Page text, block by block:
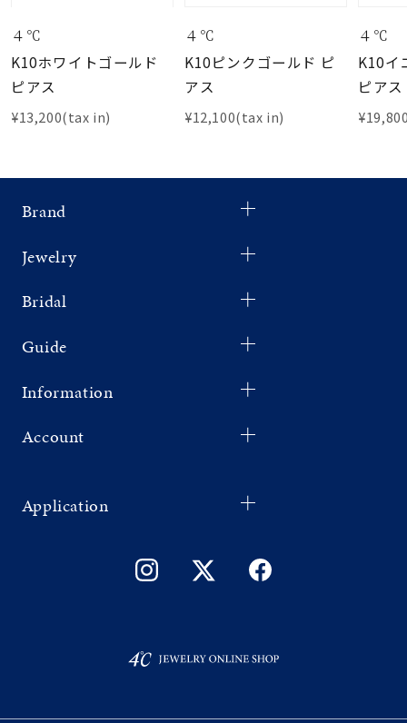
４℃
K10ホワイトゴールド
ピアス
¥13,200(tax in)
４℃
K10ピンクゴールド ピ
アス
¥12,100(tax in)
４℃
K10イ
ピアス
Brand
Jewelry
Bridal
Guide
Information
Account
Application